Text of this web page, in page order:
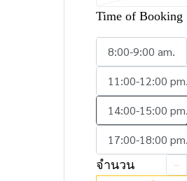
Time of Booking
8:00-9:00 am.
11:00-12:00 pm.
14:00-15:00 pm.
17:00-18:00 pm.
จำนวน